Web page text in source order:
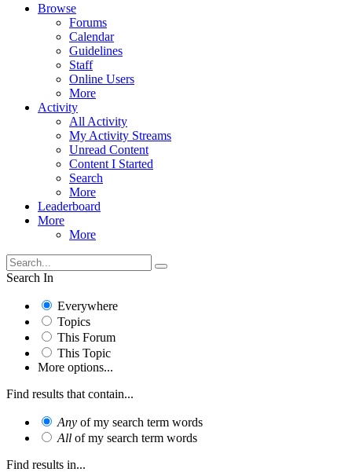
Browse
Forums
Calendar
Guidelines
Staff
Online Users
More
Activity
All Activity
My Activity Streams
Unread Content
Content I Started
Search
More
Leaderboard
More
More
Search In
Everywhere
Topics
This Forum
This Topic
More options...
Find results that contain...
Any of my search term words
All of my search term words
Find results in...